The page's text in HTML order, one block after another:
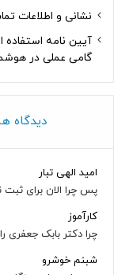
نشانی و اطلاعات
آیین نامه
گامی عملی در
دیدگاه
امید الهی تبار
پس چرا الان برای ثبت
کارآموز
چرا دکتر بابک جعفری
شبنم خوشرو